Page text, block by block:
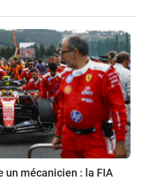
un mécanicien : la FIA